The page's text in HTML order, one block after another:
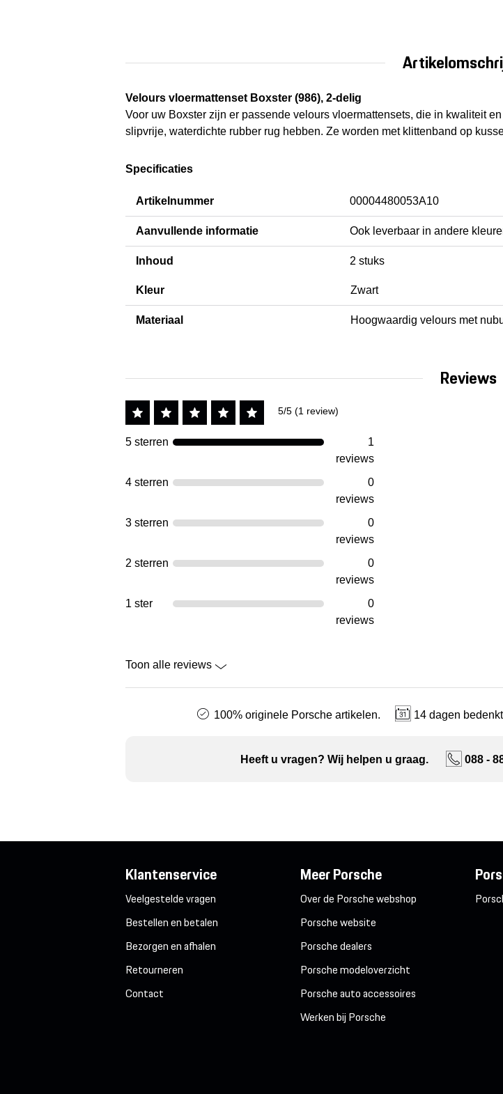
Velours vloermattenset Boxster (986), 2-delig
Voor uw Boxster zijn er passende velours vloermattensets, die in kwaliteit
slipvrije, waterdichte rubber rug hebben. Ze worden met klittenband op
Specificaties
Artikelnummer 00004480053A10
Aanvullende informatie Ook leverbaar in andere
Inhoud 2 stuks
Kleur Zwart
Materiaal Hoogwaardig velours met
Reviews
5/5 (1 review)
5 sterren
1
reviews
4 sterren
0
reviews
3 sterren
0
reviews
2 sterren
0
reviews
1 ster
0
reviews
Toon alle reviews
100% originele Porsche artikelen. 14 dagen
Heeft u vragen? Wij helpen u graag. 088 -
Klantenservice
Veelgestelde vragen
Bestellen en betalen
Bezorgen en afhalen
Retourneren
Contact
Meer Porsche
Over de Porsche webshop
Porsche website
Porsche dealers
Porsche modeloverzicht
Porsche auto accessoires
Werken bij Porsche